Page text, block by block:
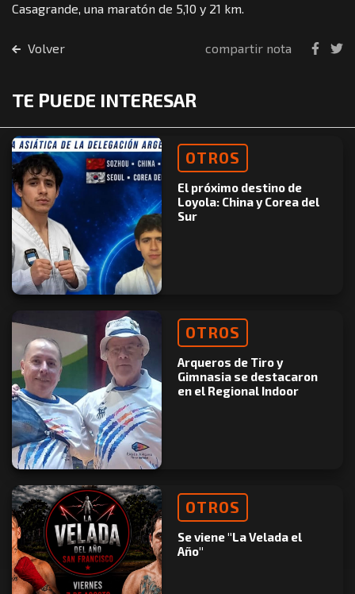
Casagrande, una maratón de 5,10 y 21 km.
Volver compartir nota
TE PUEDE INTERESAR
OTROS
El próximo destino de
Loyola: China y Corea del
Sur
OTROS
Arqueros de Tiro y
Gimnasia se destacaron
en el Regional Indoor
OTROS
Se viene "La Velada el
Año"